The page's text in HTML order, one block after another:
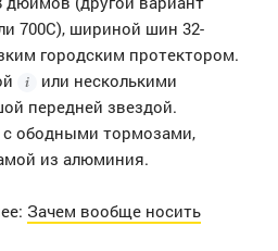
700С), шириной шин 32-
городским протектором.
или несколькими
передней звездой.
с ободными тормозами,
из алюминия.
Зачем вообще носить